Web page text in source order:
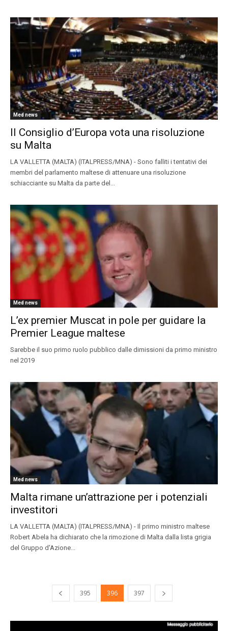
Med news
Il Consiglio d’Europa vota una risoluzione
su Malta
LA VALLETTA (MALTA) (ITALPRESS/MNA) - Sono falliti i tentativi dei
membri del parlamento maltese di attenuare una risoluzione
schiacciante su Malta da parte del...
Med news
L’ex premier Muscat in pole per guidare la
Premier League maltese
Sarebbe il suo primo ruolo pubblico dalle dimissioni da primo ministro
nel 2019
Med news
Malta rimane un’attrazione per i potenziali
investitori
LA VALLETTA (MALTA) (ITALPRESS/MNA) - Il primo ministro maltese
Robert Abela ha dichiarato che la rimozione di Malta dalla lista grigia
del Gruppo d'Azione...
395 396 397